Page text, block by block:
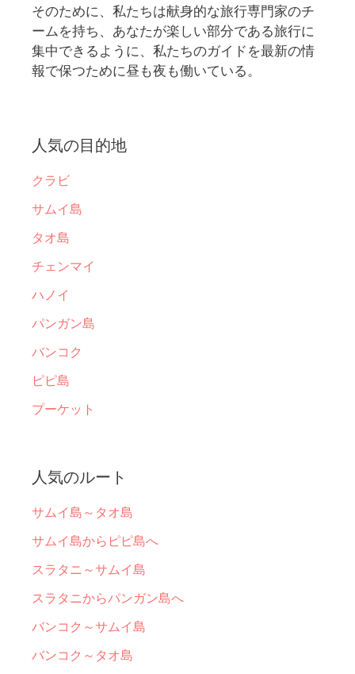
そのために、私たちは献身的な旅行専門家のチ
ームを持ち、あなたが楽しい部分である旅行に
集中できるように、私たちのガイドを最新の情
報で保つために昼も夜も働いている。
人気の目的地
クラビ
サムイ島
タオ島
チェンマイ
ハノイ
パンガン島
バンコク
ピピ島
プーケット
人気のルート
サムイ島～タオ島
サムイ島からピピ島へ
スラタニ～サムイ島
スラタニからパンガン島へ
バンコク～サムイ島
バンコク～タオ島